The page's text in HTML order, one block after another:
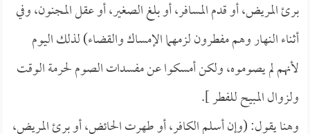
برئ المريض، أو قدم المسافر، أو بلغ الصغير، أو عقل المجنون، وفي
أثناء النهار وهم مفطرون لزمهما الإمساك والقضاء) لذلك اليوم
لأنهم لم يصوموه، ولكن أمسكوا عن مفسدات الصوم لحرمة الوقت
ولزوال المبيح للفطر ].
وهنا يقول: (وإن أسلم الكافر، أو طهرت الحائض، أو برئ المريض،